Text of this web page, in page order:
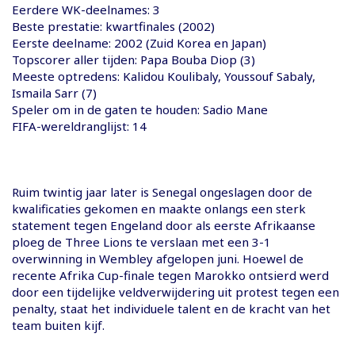
Eerdere WK-deelnames: 3
Beste prestatie: kwartfinales (2002)
Eerste deelname: 2002 (Zuid Korea en Japan)
Topscorer aller tijden: Papa Bouba Diop (3)
Meeste optredens: Kalidou Koulibaly, Youssouf Sabaly,
Ismaila Sarr (7)
Speler om in de gaten te houden: Sadio Mane
FIFA-wereldranglijst: 14
Ruim twintig jaar later is Senegal ongeslagen door de
kwalificaties gekomen en maakte onlangs een sterk
statement tegen Engeland door als eerste Afrikaanse
ploeg de Three Lions te verslaan met een 3-1
overwinning in Wembley afgelopen juni. Hoewel de
recente Afrika Cup-finale tegen Marokko ontsierd werd
door een tijdelijke veldverwijdering uit protest tegen een
penalty, staat het individuele talent en de kracht van het
team buiten kijf.